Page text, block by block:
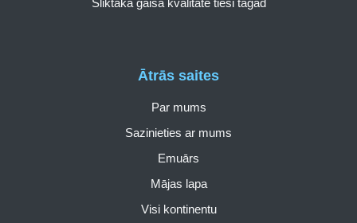
Ātrās saites
Par mums
Sazinieties ar mums
Emuārs
Mājas lapa
Visi kontinentu
Sliktākā gaisa kvalitāte tieši tagad